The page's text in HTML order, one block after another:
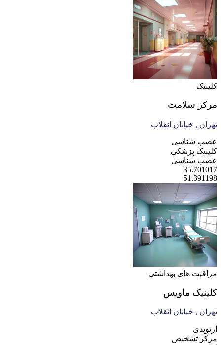
کلینیک
مرکز سلامت
تهران , خیابان انقلاب
عصب شناسی
کلینیک پزشکی
عصب شناسی
35.701017
51.391198
مراقبت های بهداشتی
کلینیک ماویس
تهران , خیابان انقلاب
ارتوپدی
مرکز تشخیص